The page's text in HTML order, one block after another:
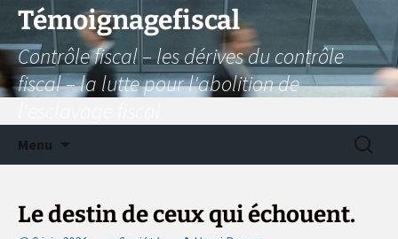
Aller
contenu
Témoignagefiscal
Contrôle fiscal – les dérives du contrôle
fiscal – la lutte pour l'abolition de
Menu
Le destin de ceux qui échouent.